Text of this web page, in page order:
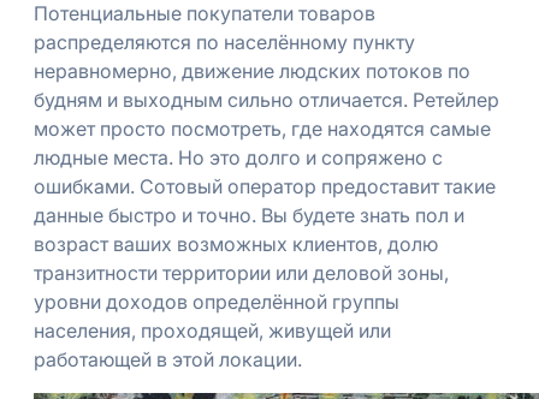
Потенциальные покупатели товаров
распределяются по населённому пункту
неравномерно, движение людских потоков по
будням и выходным сильно отличается. Ретейлер
может просто посмотреть, где находятся самые
людные места. Но это долго и сопряжено с
ошибками. Сотовый оператор предоставит такие
данные быстро и точно. Вы будете знать пол и
возраст ваших возможных клиентов, долю
транзитности территории или деловой зоны,
уровни доходов определённой группы
населения, проходящей, живущей или
работающей в этой локации.